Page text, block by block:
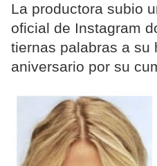
La productora subio
oficial de Instagram
tiernas palabras a su
aniversario por su